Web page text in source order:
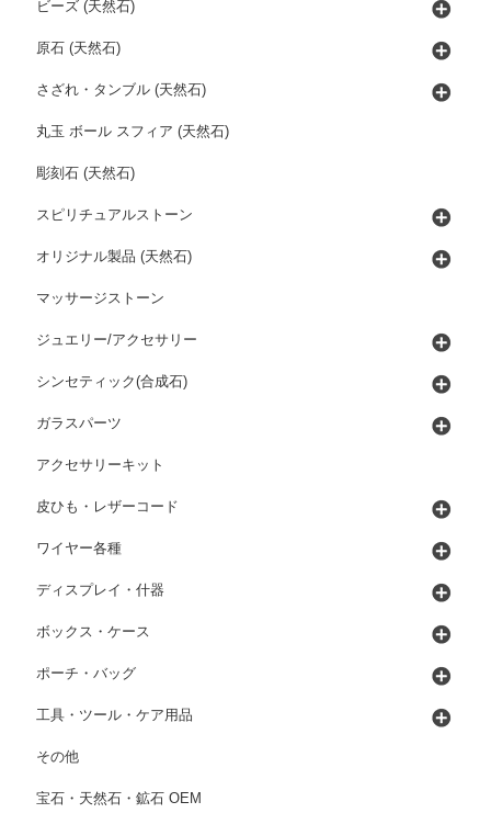
ビーズ (天然石)
原石 (天然石)
さざれ・タンブル (天然石)
丸玉 ボール スフィア (天然石)
彫刻石 (天然石)
スピリチュアルストーン
オリジナル製品 (天然石)
マッサージストーン
ジュエリー/アクセサリー
シンセティック(合成石)
ガラスパーツ
アクセサリーキット
皮ひも・レザーコード
ワイヤー各種
ディスプレイ・什器
ボックス・ケース
ポーチ・バッグ
工具・ツール・ケア用品
その他
宝石・天然石・鉱石 OEM